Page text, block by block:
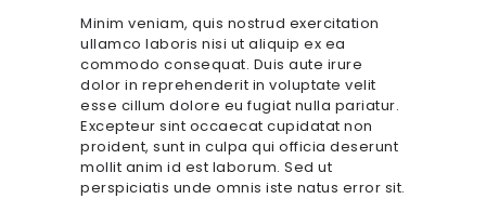
Minim veniam, quis nostrud exercitation
ullamco laboris nisi ut aliquip ex ea
commodo consequat. Duis aute irure
dolor in reprehenderit in voluptate velit
esse cillum dolore eu fugiat nulla pariatur.
Excepteur sint occaecat cupidatat non
proident, sunt in culpa qui officia deserunt
mollit anim id est laborum. Sed ut
perspiciatis unde omnis iste natus error sit.